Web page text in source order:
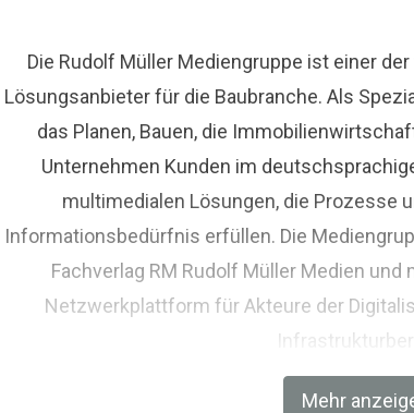
Mehr
Die Rudolf Müller Mediengruppe ist einer
Lösungsanbieter für die Baubranche. Als
das Planen, Bauen, die
Unternehmen Kunden im
multimedialen Lösungen, die Prozesse
Informationsbedürfnis erfüllen. Die
Fachverlag RM Rudolf Müller Medien und
Netzwerkplattform für Akteure der